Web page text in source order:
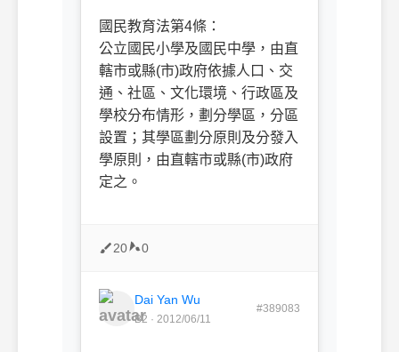
國民教育法第4條：
公立國民小學及國民中學，由直
轄市或縣(市)政府依據人口 、 交
通、社區、文化環境、行政區及
學校分布情形 ，劃分學區，分區
設置；其學區劃分原則及分發入
學原則，由直轄市或縣(市)政府
定之。
20 0
Dai Yan Wu
B2 · 2012/06/11
#389083